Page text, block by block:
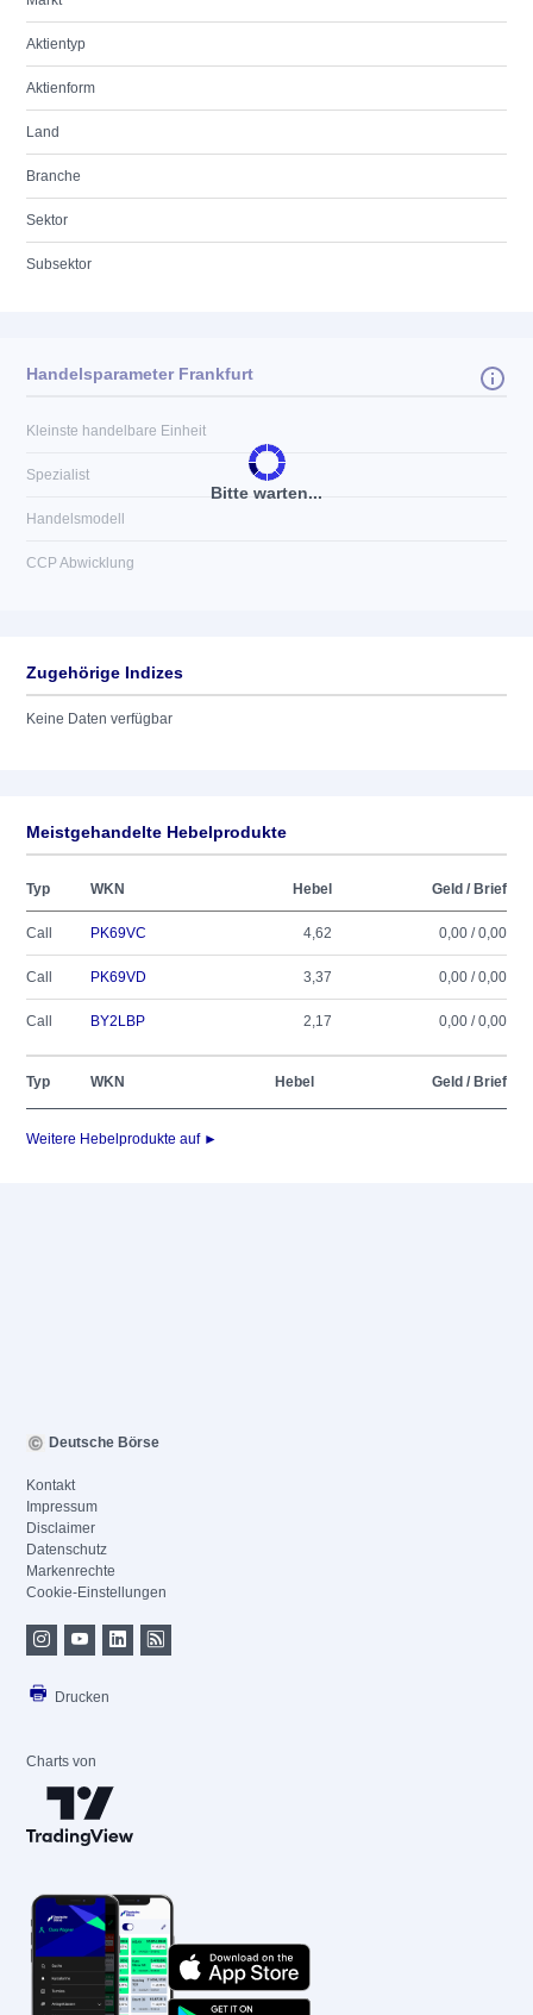
Aktientyp
Aktienform
Land
Branche
Sektor
Subsektor
Bitte warten...
Handelsparameter Frankfurt
Kleinste handelbare Einheit
Spezialist
Handelsmodell
CCP Abwicklung
Zugehörige Indizes
Keine Daten verfügbar
Meistgehandelte Hebelprodukte
Typ WKN Hebel Geld / Brief
Call PK69VC 4,62 0,00 / 0,00
Call PK69VD 3,37 0,00 / 0,00
Call BY2LBP 2,17 0,00 / 0,00
Typ WKN Hebel Geld / Brief
Weitere Hebelprodukte auf ►
Deutsche Börse
Kontakt
Impressum
Disclaimer
Datenschutz
Markenrechte
Cookie-Einstellungen
Drucken
Charts von